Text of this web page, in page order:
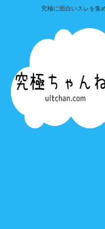
究極に面白いスレを集